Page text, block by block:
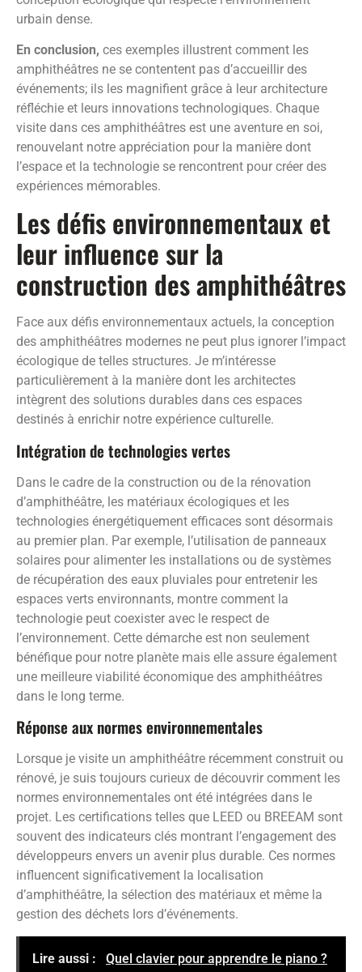
urbain dense.
En conclusion, ces exemples illustrent comment les
amphithéâtres ne se contentent pas d’accueillir des
événements; ils les magnifient grâce à leur architecture
réfléchie et leurs innovations technologiques. Chaque
visite dans ces amphithéâtres est une aventure en soi,
renouvelant notre appréciation pour la manière dont
l’espace et la technologie se rencontrent pour créer des
expériences mémorables.
Les défis environnementaux et
leur influence sur la
construction des amphithéâtres
Face aux défis environnementaux actuels, la conception
des amphithéâtres modernes ne peut plus ignorer l’impact
écologique de telles structures. Je m’intéresse
particulièrement à la manière dont les architectes
intègrent des solutions durables dans ces espaces
destinés à enrichir notre expérience culturelle.
Intégration de technologies vertes
Dans le cadre de la construction ou de la rénovation
d’amphithéâtre, les matériaux écologiques et les
technologies énergétiquement efficaces sont désormais
au premier plan. Par exemple, l’utilisation de panneaux
solaires pour alimenter les installations ou de systèmes
de récupération des eaux pluviales pour entretenir les
espaces verts environnants, montre comment la
technologie peut coexister avec le respect de
l’environnement. Cette démarche est non seulement
bénéfique pour notre planète mais elle assure également
une meilleure viabilité économique des amphithéâtres
dans le long terme.
Réponse aux normes environnementales
Lorsque je visite un amphithéâtre récemment construit ou
rénové, je suis toujours curieux de découvrir comment les
normes environnementales ont été intégrées dans le
projet. Les certifications telles que LEED ou BREEAM sont
souvent des indicateurs clés montrant l’engagement des
développeurs envers un avenir plus durable. Ces normes
influencent significativement la localisation
d’amphithéâtre, la sélection des matériaux et même la
gestion des déchets lors d’événements.
Lire aussi : Quel clavier pour apprendre le piano ?